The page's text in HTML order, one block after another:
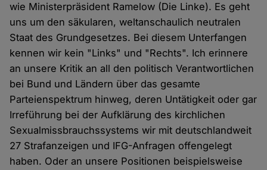
wie Ministerpräsident Ramelow (Die Linke). Es geht
uns um den säkularen, weltanschaulich neutralen
Staat des Grundgesetzes. Bei diesem Unterfangen
kennen wir kein "Links" und "Rechts". Ich erinnere
an unsere Kritik an all den politisch Verantwortlichen
bei Bund und Ländern über das gesamte
Parteienspektrum hinweg, deren Untätigkeit oder gar
Irreführung bei der Aufklärung des kirchlichen
Sexualmissbrauchssystems wir mit deutschlandweit
27 Strafanzeigen und IFG-Anfragen offengelegt
haben. Oder an unsere Positionen beispielsweise